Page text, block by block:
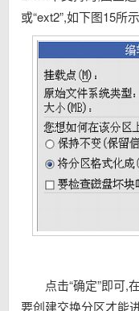
或“ext2”,如下图15所示
点击“确定”即可,
要创建交换分区才能